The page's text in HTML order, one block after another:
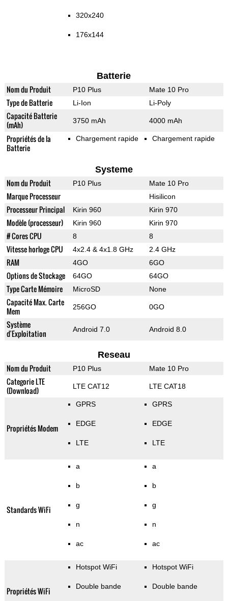
320x240
176x144
Batterie
Nom du Produit P10 Plus Mate 10 Pro
Type de Batterie Li-Ion Li-Poly
Capacité Batterie
(mAh)
3750 mAh 4000 mAh
Propriétés de la
Batterie
Chargement rapide Chargement rapide
Systeme
Nom du Produit P10 Plus Mate 10 Pro
Marque Processeur Hisilicon
Processeur Principal Kirin 960 Kirin 970
Modèle (processeur) Kirin 960 Kirin 970
# Cores CPU 8 8
Vitesse horloge CPU 4x2.4 & 4x1.8 GHz 2.4 GHz
RAM 4GO 6GO
Options de Stockage 64GO 64GO
Type Carte Mémoire MicroSD None
Capacité Max. Carte
Mem
256GO 0GO
Système
d'Exploitation
Android 7.0 Android 8.0
Reseau
Nom du Produit P10 Plus Mate 10 Pro
Categorie LTE
(Download)
LTE CAT12 LTE CAT18
Propriétés Modem
GPRS
EDGE
LTE
GPRS
EDGE
LTE
Standards WiFi
a
b
g
n
ac
a
b
g
n
ac
Propriétés WiFi
Hotspot WiFi
Double bande
Hotspot WiFi
Double bande